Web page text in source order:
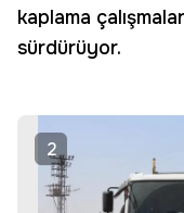
kaplama
sürdürüyor.
2